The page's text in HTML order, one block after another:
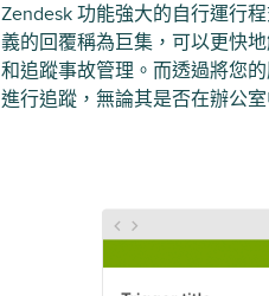
Zendesk 功能強大的自行運行
義的回覆稱為巨集，可以更快
和追蹤事故管理。而透過將您
進行追蹤，無論其是否在辦公室